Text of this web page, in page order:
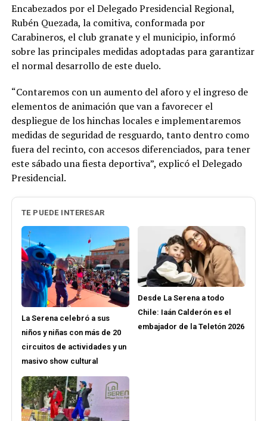
Encabezados por el Delegado Presidencial Regional,
Rubén Quezada, la comitiva, conformada por
Carabineros, el club granate y el municipio, informó
sobre las principales medidas adoptadas para garantizar
el normal desarrollo de este duelo.
“Contaremos con un aumento del aforo y el ingreso de
elementos de animación que van a favorecer el
despliegue de los hinchas locales e implementaremos
medidas de seguridad de resguardo, tanto dentro como
fuera del recinto, con accesos diferenciados, para tener
este sábado una fiesta deportiva”, explicó el Delegado
Presidencial.
TE PUEDE INTERESAR
La Serena celebró a sus
niños y niñas con más de 20
circuitos de actividades y un
masivo show cultural
Desde La Serena a todo
Chile: Iaán Calderón es el
embajador de la Teletón 2026